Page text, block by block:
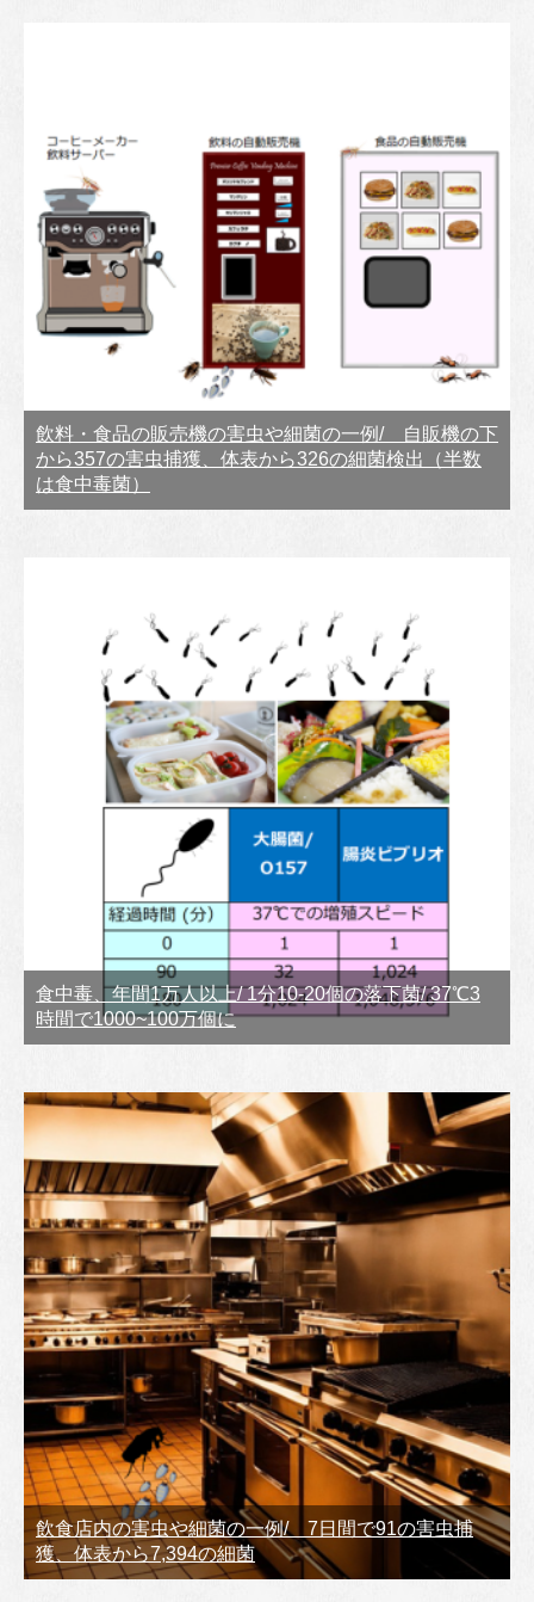
飲料・食品の販売機の害虫や細菌の一例/ 自販機の下
から357の害虫捕獲、体表から326の細菌検出（半数
は食中毒菌）
食中毒、年間1万人以上/ 1分10-20個の落下菌/ 37℃3
時間で1000~100万個に
飲食店内の害虫や細菌の一例/ 7日間で91の害虫捕
獲、体表から7,394の細菌